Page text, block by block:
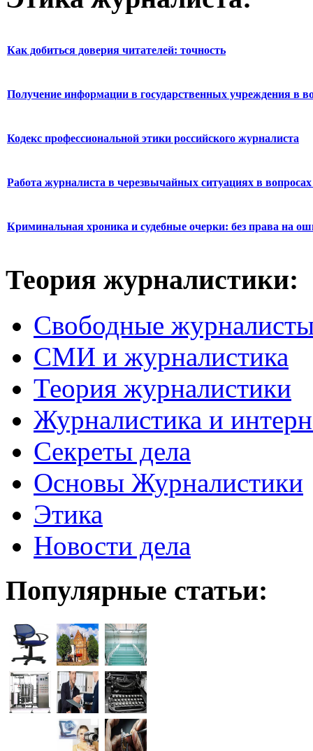
Как добиться доверия читателей: точность
Получение информации в государственных учреждения в
Кодекс профессиональной этики российского журналиста
Работа журналиста в черезвычайных ситуациях в вопросах
Криминальная хроника и судебные очерки: без права на
Теория журналистики:
Свободные
СМИ и журналистика
Теория журналистики
Журналистика и
Секреты дела
Основы Журналистики
Этика
Новости дела
Популярные статьи: